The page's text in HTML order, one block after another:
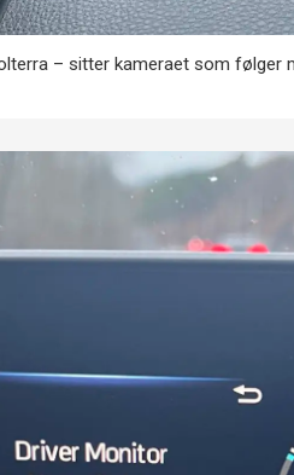
– sitter kameraet som